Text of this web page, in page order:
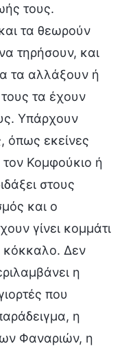
τους.
τα θεωρούν
τηρήσουν, και
τα αλλάξουν ή
τα έχουν
Υπάρχουν
όπως εκείνες
Κομφούκιο ή
στους
και ο
γίνει κομμάτι
κόκκαλο. Δεν
η
που
η
Φαναριών, η